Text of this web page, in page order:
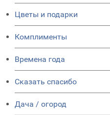
Цветы и подарки
Комплименты
Времена года
Сказать спасибо
Дача / огород